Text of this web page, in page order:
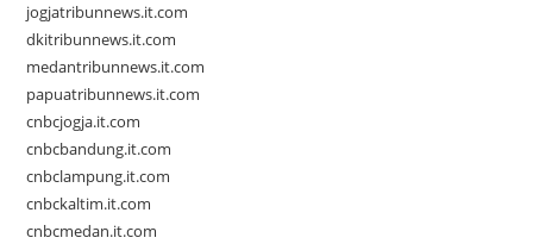
jogjatribunnews.it.com
dkitribunnews.it.com
medantribunnews.it.com
papuatribunnews.it.com
cnbcjogja.it.com
cnbcbandung.it.com
cnbclampung.it.com
cnbckaltim.it.com
cnbcmedan.it.com